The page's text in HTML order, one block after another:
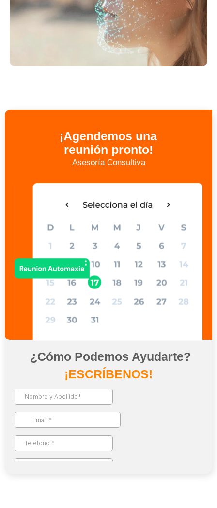
¡Agendemos una
reunión pronto!
Asesoría Consultiva
¿Cómo Podemos Ayudarte?
D